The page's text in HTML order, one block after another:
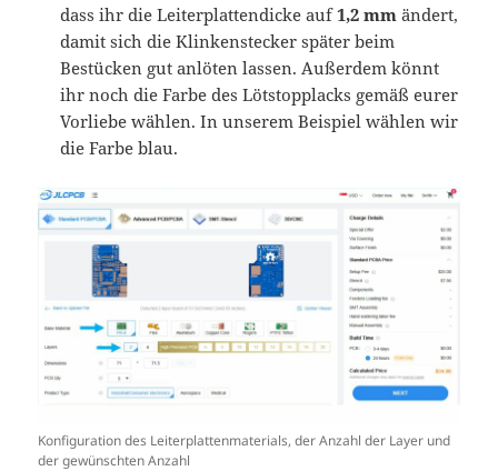
dass ihr die Leiterplattendicke auf1,2 mm ändert,
damit sich die Klinkenstecker später beim
Bestücken gut anlöten lassen. Außerdem könnt
ihr noch die Farbe des Lötstopplacks gemäß eurer
Vorliebe wählen. In unserem Beispiel wählen wir
die Farbe blau.
Konfiguration des Leiterplattenmaterials, der Anzahl der Layer und
der gewünschten Anzahl